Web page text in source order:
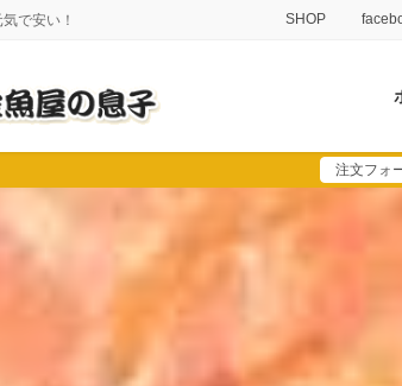
で安い！ SHOP
注文フォ